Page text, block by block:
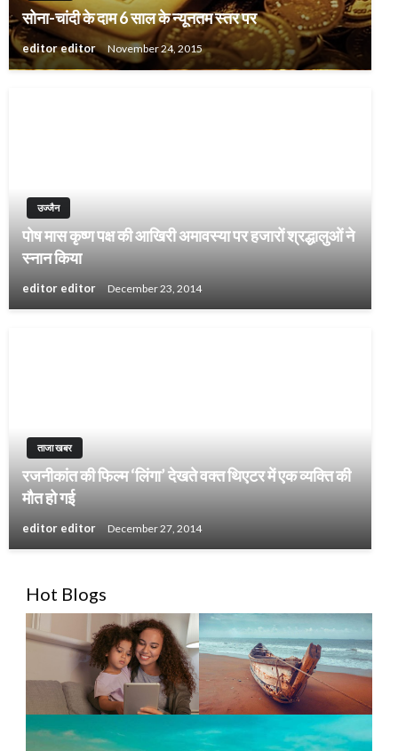
सोना-चांदी के दाम 6 साल के न्यूनतम स्तर पर
editor editor November 24, 2015
उज्जैन
पोष मास कृष्ण पक्ष की आखिरी अमावस्या पर हजारों श्रद्धालुओं ने
स्नान किया
editor editor December 23, 2014
ताजा खबर
रजनीकांत की फिल्म ‘लिंगा’ देखते वक्त थिएटर में एक व्यक्ति की
मौत हो गई
editor editor December 27, 2014
Hot Blogs